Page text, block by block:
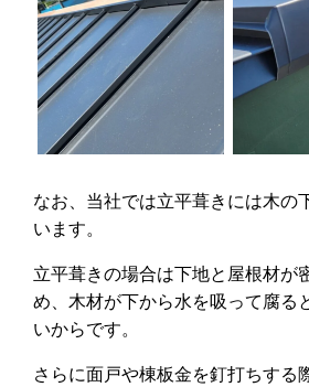
なお、当社では立平葺きには木の
います。
立平葺きの場合は下地と屋根材が
め、木材が下から水を吸って腐る
いからです。
さらに面戸や棟板金を釘打ちする